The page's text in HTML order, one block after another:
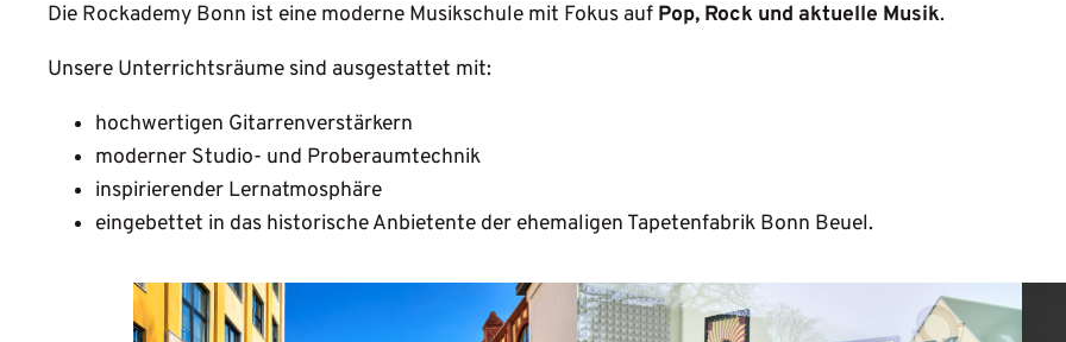
Die Rockademy Bonn ist eine moderne Musikschule mit Fokus auf Pop, Rock und aktuelle Musik.
Unsere Unterrichtsräume sind ausgestattet mit:
hochwertigen Gitarrenverstärkern
moderner Studio- und Proberaumtechnik
inspirierender Lernatmosphäre
eingebettet in das historische Anbietente der ehemaligen Tapetenfabrik Bonn Beuel.